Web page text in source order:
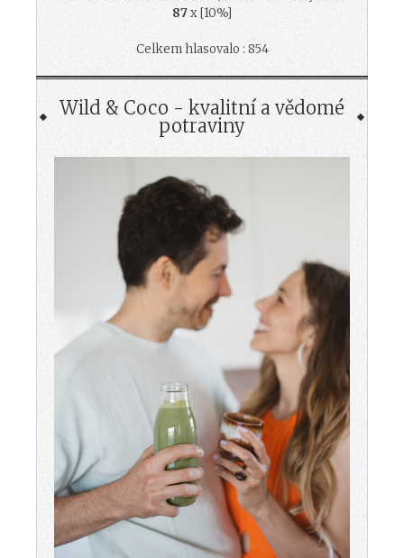
87x [10%]
Celkem hlasovalo : 854
Wild & Coco - kvalitní a vědomé
potraviny